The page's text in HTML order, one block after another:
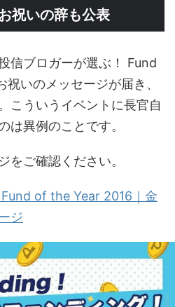
祝いの辞も公表
信ブロガーが選ぶ！ Fund
いのメッセージが届き、
こういうイベントに長官自
は異例のことです。
をご確認ください。
of the Year 2016｜金
ジ